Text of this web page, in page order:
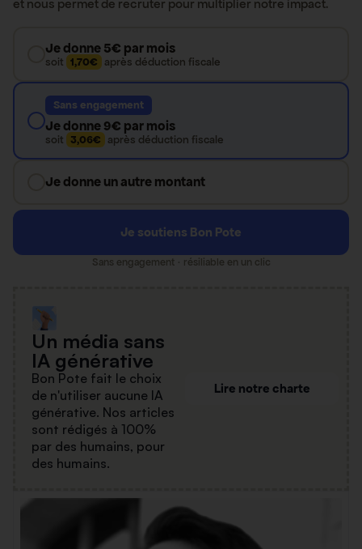
et nous permet de recruter pour multiplier notre impact.
Je donne 5€ par mois
soit 1,70€ après déduction fiscale
Sans engagement
Je donne 9€ par mois
soit 3,06€ après déduction fiscale
Je donne un autre montant
Je soutiens Bon Pote
Sans engagement · résiliable en un clic
Un média sans
IA générative
Bon Pote fait le choix
de n'utiliser aucune IA
générative. Nos articles
sont rédigés à 100%
par des humains, pour
des humains.
Lire notre charte